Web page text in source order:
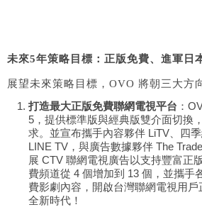
未來5年策略目標：正版免費、進軍日
展望未來策略目標，OVO 將朝三大方
打造最大正版免費聯網電視平台 ：
5，提供標準版與經典版雙介面切換
求。並宣布攜手內容夥伴 LiTV、四季
LINE TV，與廣告數據夥伴 The
展 CTV 聯網電視廣告以支持豐富正
費頻道從 4 個增加到 13 個，並攜手
費影劇內容，開啟台灣聯網電視用
全新時代！